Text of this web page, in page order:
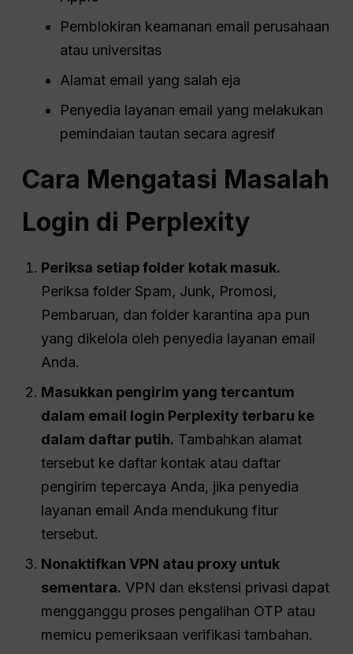
Pemblokiran keamanan email perusahaan
atau universitas
Alamat email yang salah eja
Penyedia layanan email yang melakukan
pemindaian tautan secara agresif
Cara Mengatasi Masalah
Login di Perplexity
Periksa setiap folder kotak masuk.
Periksa folder Spam, Junk, Promosi,
Pembaruan, dan folder karantina apa pun
yang dikelola oleh penyedia layanan email
Anda.
Masukkan pengirim yang tercantum
dalam email login Perplexity terbaru ke
dalam daftar putih. Tambahkan alamat
tersebut ke daftar kontak atau daftar
pengirim tepercaya Anda, jika penyedia
layanan email Anda mendukung fitur
tersebut.
Nonaktifkan VPN atau proxy untuk
sementara. VPN dan ekstensi privasi dapat
mengganggu proses pengalihan OTP atau
memicu pemeriksaan verifikasi tambahan.